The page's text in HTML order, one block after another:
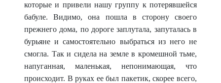
которые и привели нашу группу к потерявшейся
бабуле. Видимо, она пошла в сторону своего
прежнего дома, по дороге заплутала, запуталась в
бурьяне и самостоятельно выбраться из него не
смогла. Так и сидела на земле в кромешной тьме,
напуганная, маленькая, непонимающая, что
происходит. В руках ее был пакетик, скорее всего,